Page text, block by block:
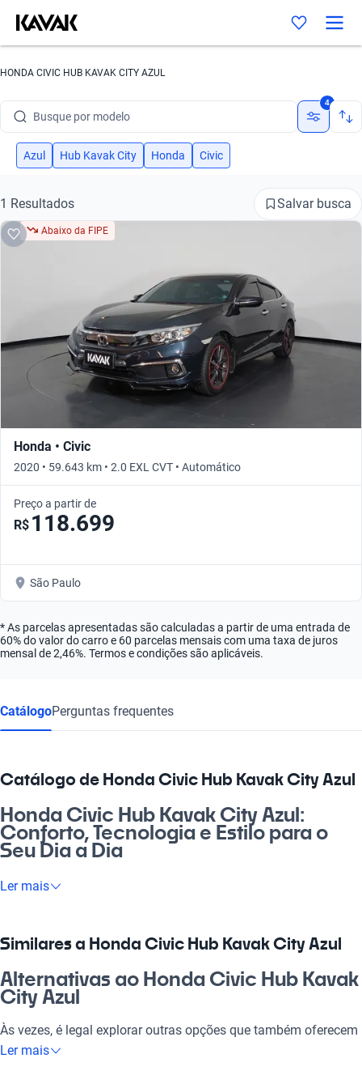
HONDA CIVIC HUB KAVAK CITY AZUL
Busque por modelo
Busque por versão
Busque por marca
Busque por ano
4
Azul Hub Kavak City Honda Civic
1 Resultados Salvar busca
Abaixo da FIPE
Honda • Civic
2020 • 59.643 km • 2.0 EXL CVT • Automático
Preço a partir de
R$ 118.699
São Paulo
* As parcelas apresentadas são calculadas a partir de uma entrada de
60% do valor do carro e 60 parcelas mensais com uma taxa de juros
mensal de 2,46%. Termos e condições são aplicáveis.
CatálogoPerguntas frequentes
Catálogo de Honda Civic Hub Kavak City Azul
Honda Civic Hub Kavak City Azul:
Conforto, Tecnologia e Estilo para o
Seu Dia a Dia
Se você busca um veículo que une praticidade e elegância, o
uma aventura no fim de semana. Com sua tecnologia moderna
e conforto premium, ele se adapta perfeitamente a todas as
suas necessidades, seja para ir trabalhar, passear com a
família ou para aquele rolê com os amigos. Não tem como
errar: o Honda Civic Hub Kavak City Azul é um investimento
certo que vai te proporcionar experiências incríveis!
Por que escolher Honda Civic Hub
Ler mais
Similares a Honda Civic Hub Kavak City Azul
Alternativas ao Honda Civic Hub Kavak
City Azul
Às vezes, é legal explorar outras opções que também oferecem
qualidade e desempenho. Confira essas alternativas que
Ler mais